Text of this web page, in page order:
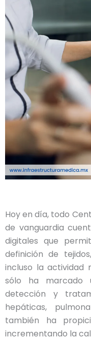
Hoy en día, todo
de vanguardia
digitales que
definición de
incluso la actividad
sólo ha marcado
detección y
hepáticas,
también ha
incrementando la